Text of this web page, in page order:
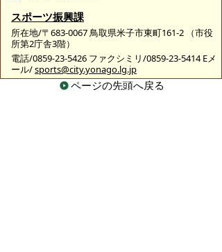
スポーツ振興課
所在地/〒683-0067 鳥取県米子市東町161-2 （市役
所第2庁舎3階）
電話/0859-23-5426 ファクシミリ/0859-23-5414 Eメ
ール/sports@city.yonago.lg.jp
ページの先頭へ戻る